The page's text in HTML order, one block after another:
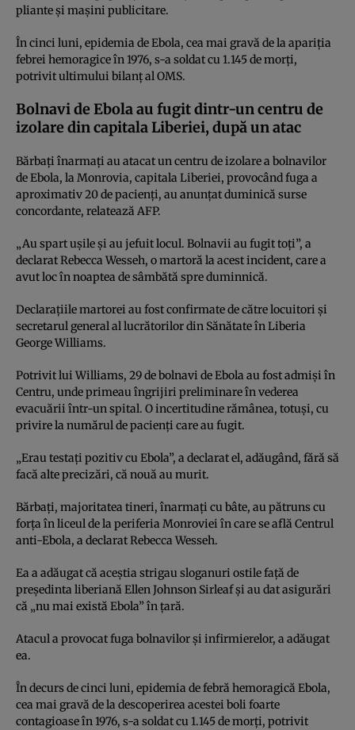
pliante şi maşini publicitare.
În cinci luni, epidemia de Ebola, cea mai gravă de la apariţia
febrei hemoragice în 1976, s-a soldat cu 1.145 de morţi,
potrivit ultimului bilanţ al OMS.
Bolnavi de Ebola au fugit dintr-un centru de
izolare din capitala Liberiei, după un atac
Bărbaţi înarmaţi au atacat un centru de izolare a bolnavilor
de Ebola, la Monrovia, capitala Liberiei, provocând fuga a
aproximativ 20 de pacienţi, au anunţat duminică surse
concordante, relatează AFP.
„Au spart uşile şi au jefuit locul. Bolnavii au fugit toţi”, a
declarat Rebecca Wesseh, o martoră la acest incident, care a
avut loc în noaptea de sâmbătă spre duminnică.
Declaraţiile martorei au fost confirmate de către locuitori şi
secretarul general al lucrătorilor din Sănătate în Liberia
George Williams.
Potrivit lui Williams, 29 de bolnavi de Ebola au fost admişi în
Centru, unde primeau îngrijiri preliminare în vederea
evacuării într-un spital. O incertitudine rămânea, totuşi, cu
privire la numărul de pacienţi care au fugit.
„Erau testaţi pozitiv cu Ebola”, a declarat el, adăugând, fără să
facă alte precizări, că nouă au murit.
Bărbaţi, majoritatea tineri, înarmaţi cu bâte, au pătruns cu
forţa în liceul de la periferia Monroviei în care se află Centrul
anti-Ebola, a declarat Rebecca Wesseh.
Ea a adăugat că aceştia strigau sloganuri ostile faţă de
preşedinta liberiană Ellen Johnson Sirleaf şi au dat asigurări
că „nu mai există Ebola” în ţară.
Atacul a provocat fuga bolnavilor şi infirmierelor, a adăugat
ea.
În decurs de cinci luni, epidemia de febră hemoragică Ebola,
cea mai gravă de la descoperirea acestei boli foarte
contagioase în 1976, s-a soldat cu 1.145 de morţi, potrivit